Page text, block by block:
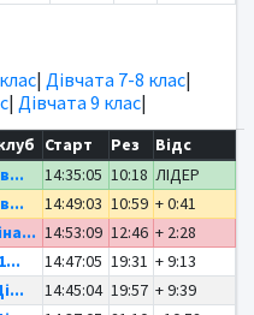
| Дівчата 7-8 клас|
| Дівчата 9 клас|
Старт Рез
Відс
14:35:05 10:18 ЛІДЕР
14:49:03 10:59 + 0:41
14:53:09 12:46 + 2:28
14:47:05 19:31 + 9:13
14:45:04 19:57 + 9:39